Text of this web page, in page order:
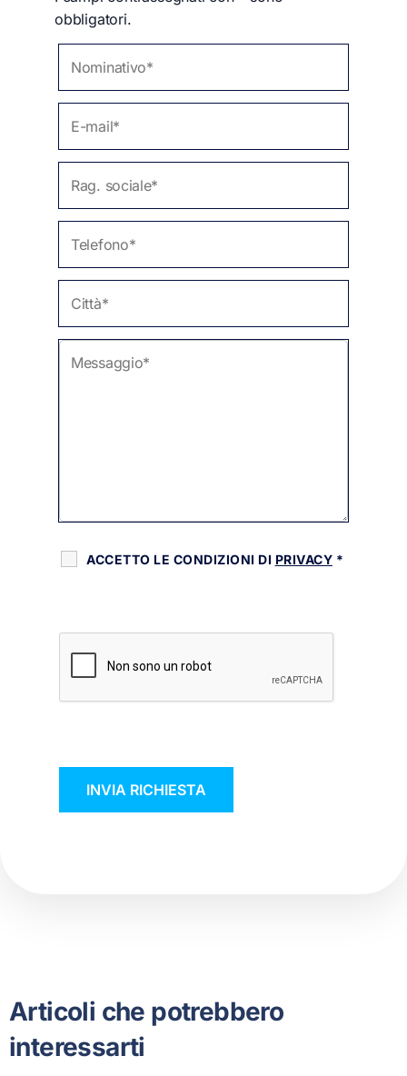
obbligatori.
ACCETTO LE CONDIZIONI DI PRIVACY *
Articoli che potrebbero
interessarti